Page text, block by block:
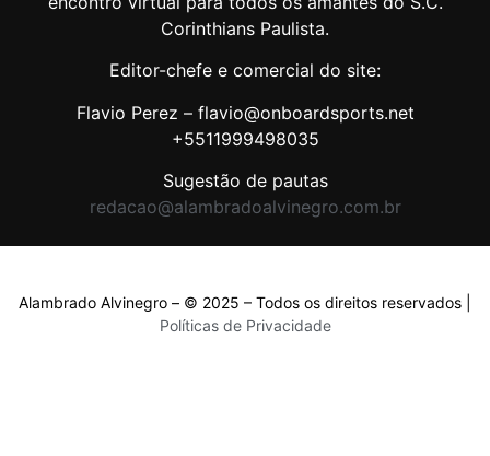
Corinthians Paulista.
Editor-chefe e comercial do site:
Flavio Perez – flavio@onboardsports.net
+5511999498035
Sugestão de pautas
redacao@alambradoalvinegro.com.br
Alambrado Alvinegro – © 2025 – Todos os direitos reservados |
Políticas de Privacidade